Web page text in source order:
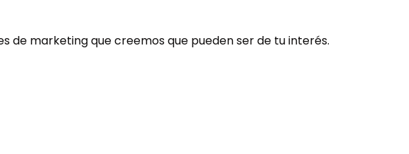
de marketing que creemos que pueden ser de tu interés.